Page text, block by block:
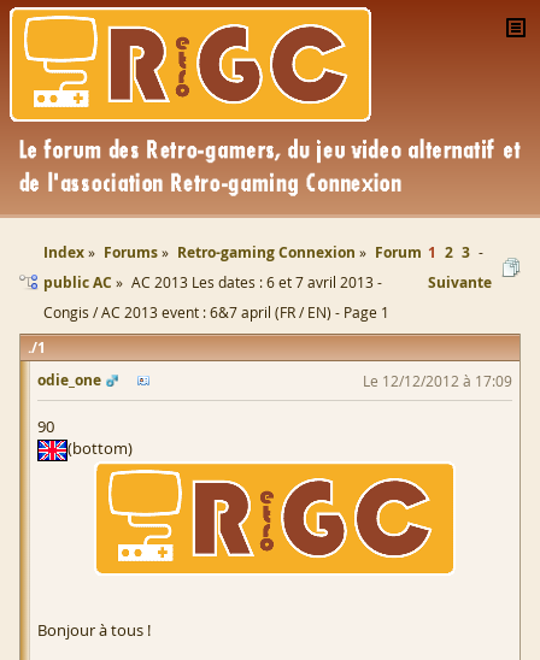
Index Forums Retro-gaming Connexion
Forum
public AC
AC 2013 Les dates : 6 et 7 avril 2013 -
Congis / AC 2013 event : 6&7 april (FR / EN) - Page 1
1 2 3
Suivante
1
odie_one
Le 12/12/2012 à 17:09
90
(bottom)
Bonjour à tous !